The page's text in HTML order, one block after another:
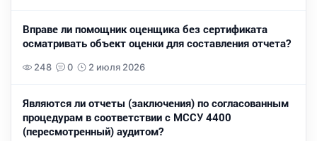
Вправе ли помощник оценщика без сертификата
осматривать объект оценки для составления отчета?
248 0 2 июля 2026
Являются ли отчеты (заключения) по согласованным
процедурам в соответствии с МССУ 4400
(пересмотренный) аудитом?